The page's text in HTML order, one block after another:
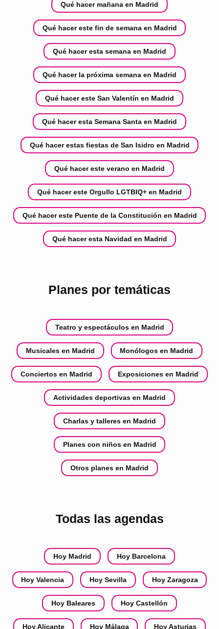
Qué hacer mañana en Madrid
Qué hacer este fin de semana en Madrid
Qué hacer esta semana en Madrid
Qué hacer la próxima semana en Madrid
Qué hacer este San Valentín en Madrid
Qué hacer esta Semana Santa en Madrid
Qué hacer estas fiestas de San Isidro en Madrid
Qué hacer este verano en Madrid
Qué hacer este Orgullo LGTBIQ+ en Madrid
Qué hacer este Puente de la Constitución en Madrid
Qué hacer esta Navidad en Madrid
Planes por temáticas
Teatro y espectáculos en Madrid
Musicales en Madrid Monólogos en Madrid
Conciertos en Madrid Exposiciones en Madrid
Actividades deportivas en Madrid
Charlas y talleres en Madrid
Planes con niños en Madrid
Otros planes en Madrid
Todas las agendas
Hoy Madrid Hoy Barcelona
Hoy Valencia Hoy Sevilla Hoy Zaragoza
Hoy Baleares Hoy Castellón
Hoy Alicante Hoy Málaga Hoy Asturias